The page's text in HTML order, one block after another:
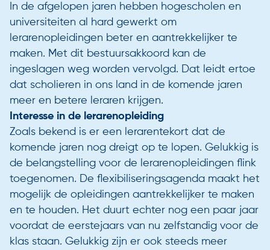
In de afgelopen jaren hebben hogescholen en
universiteiten al hard gewerkt om
lerarenopleidingen beter en aantrekkelijker te
maken. Met dit bestuursakkoord kan de
ingeslagen weg worden vervolgd. Dat leidt ertoe
dat scholieren in ons land in de komende jaren
meer en betere leraren krijgen.
Interesse in de lerarenopleiding
Zoals bekend is er een lerarentekort dat de
komende jaren nog dreigt op te lopen. Gelukkig is
de belangstelling voor de lerarenopleidingen flink
toegenomen. De flexibiliseringsagenda maakt het
mogelijk de opleidingen aantrekkelijker te maken
en te houden. Het duurt echter nog een paar jaar
voordat de eerstejaars van nu zelfstandig voor de
klas staan. Gelukkig zijn er ook steeds meer